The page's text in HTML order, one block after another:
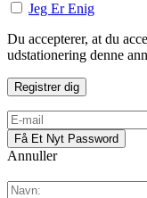
Jeg Er Enig
Du accepterer, at du
udstationering denne
Annuller